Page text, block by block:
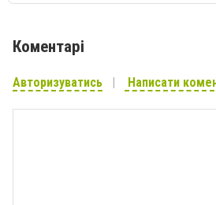
Коментарі
Авторизуватись Написати